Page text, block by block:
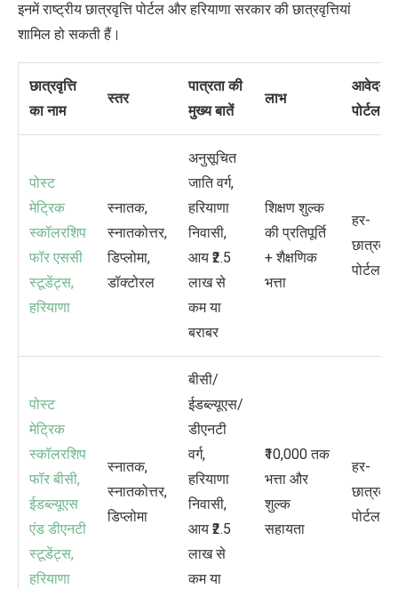
इनमें राष्ट्रीय छात्रवृत्ति पोर्टल और हरियाणा सरकार की छात्रवृत्तियां
शामिल हो सकती हैं।
छात्रवृत्ति
का नाम
स्तर
पात्रता की
मुख्य बातें
लाभ
आवेदन
पोर्टल
पोस्ट
मेट्रिक
स्कॉलरशिप
फॉर एससी
स्टूडेंट्स,
हरियाणा
स्नातक,
स्नातकोत्तर,
डिप्लोमा,
डॉक्टोरल
अनुसूचित
जाति वर्ग,
हरियाणा
निवासी,
आय ₹2.5
लाख से
कम या
बराबर
शिक्षण शुल्क
की प्रतिपूर्ति
+ शैक्षणिक
भत्ता
हर-
छात्रवृत्ति
पोर्टल
पोस्ट
मेट्रिक
स्कॉलरशिप
फॉर बीसी,
ईडब्ल्यूएस
एंड डीएनटी
स्टूडेंट्स,
हरियाणा
स्नातक,
स्नातकोत्तर,
डिप्लोमा
बीसी/
ईडब्ल्यूएस/
डीएनटी
वर्ग,
हरियाणा
निवासी,
आय ₹2.5
लाख से
कम या
₹10,000तक
भत्ता और
शुल्क
सहायता
हर-
छात्रवृत्ति
पोर्टल